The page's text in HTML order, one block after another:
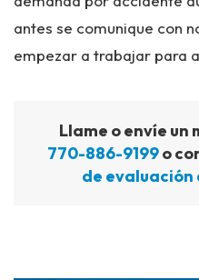
antes se comunique con
empezar a trabajar para
Llame o envíe un
770-886-9199o
de